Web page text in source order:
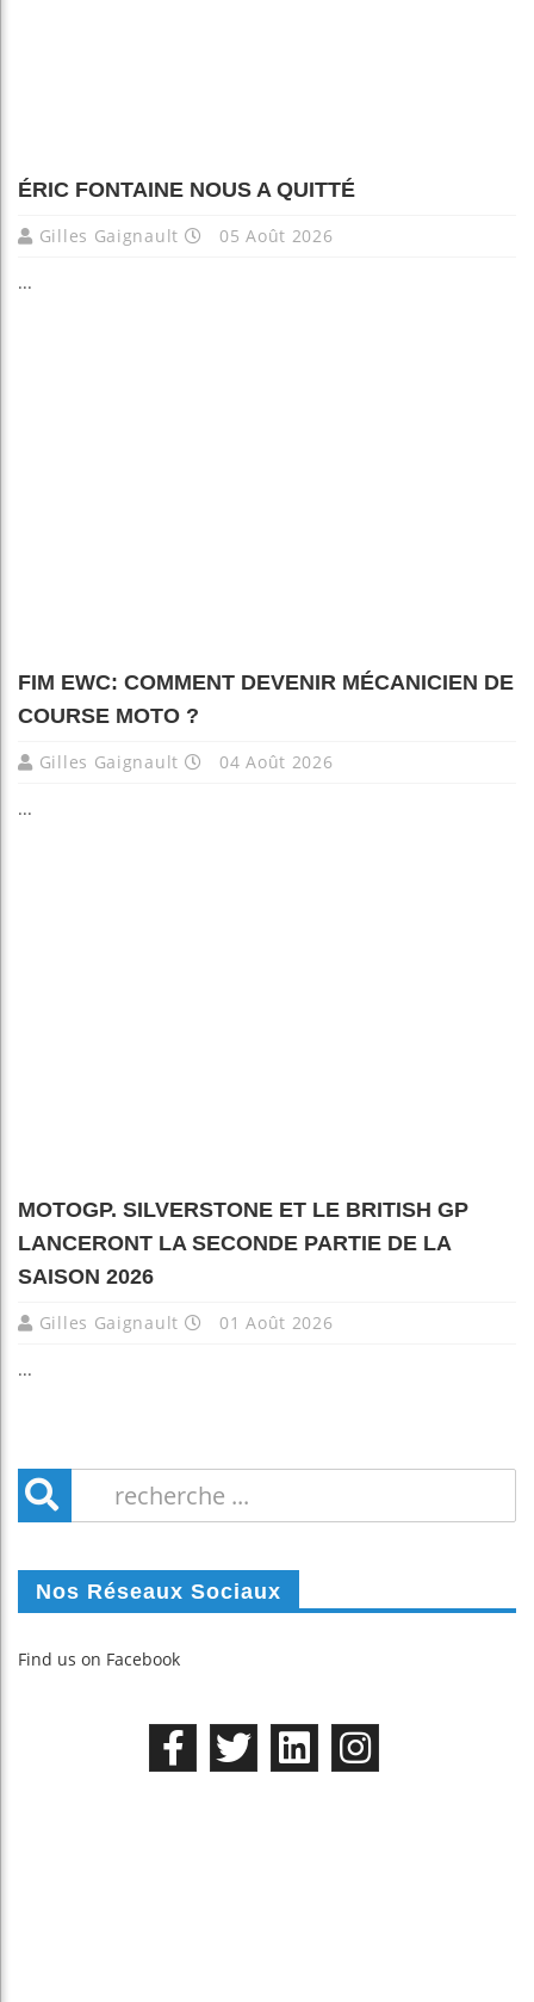
ÉRIC FONTAINE NOUS A QUITTÉ
Gilles Gaignault 05 Août 2026
...
FIM EWC: COMMENT DEVENIR MÉCANICIEN DE
COURSE MOTO ?
Gilles Gaignault 04 Août 2026
...
MOTOGP. SILVERSTONE ET LE BRITISH GP
LANCERONT LA SECONDE PARTIE DE LA
SAISON 2026
Gilles Gaignault 01 Août 2026
...
Nos Réseaux Sociaux
Find us on Facebook